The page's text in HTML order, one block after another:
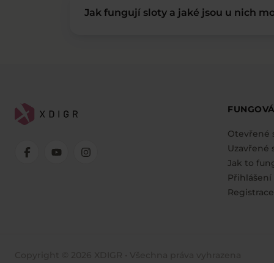
Jak fungují sloty a jaké jsou u nich
Otevřené
Uzavřené
Jak to
Přihlášení
Registrace